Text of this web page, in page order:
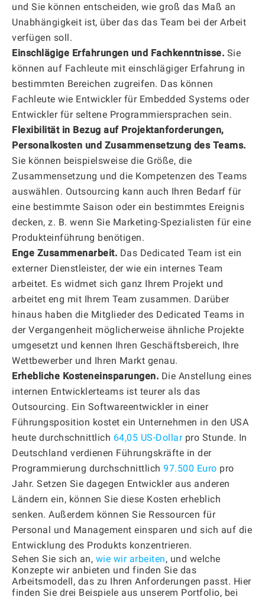
und Sie können entscheiden, wie groß das Maß an
Unabhängigkeit ist, über das das Team bei der Arbeit
verfügen soll.
Einschlägige Erfahrungen und Fachkenntnisse. Sie
können auf Fachleute mit einschlägiger Erfahrung in
bestimmten Bereichen zugreifen. Das können
Fachleute wie Entwickler für Embedded Systems oder
Entwickler für seltene Programmiersprachen sein.
Flexibilität in Bezug auf Projektanforderungen,
Personalkosten und Zusammensetzung des Teams.
Sie können beispielsweise die Größe, die
Zusammensetzung und die Kompetenzen des Teams
auswählen. Outsourcing kann auch Ihren Bedarf für
eine bestimmte Saison oder ein bestimmtes Ereignis
decken, z. B. wenn Sie Marketing-Spezialisten für eine
Produkteinführung benötigen.
Enge Zusammenarbeit. Das Dedicated Team ist ein
externer Dienstleister, der wie ein internes Team
arbeitet. Es widmet sich ganz Ihrem Projekt und
arbeitet eng mit Ihrem Team zusammen. Darüber
hinaus haben die Mitglieder des Dedicated Teams in
der Vergangenheit möglicherweise ähnliche Projekte
umgesetzt und kennen Ihren Geschäftsbereich, Ihre
Wettbewerber und Ihren Markt genau.
Erhebliche Kosteneinsparungen. Die Anstellung eines
internen Entwicklerteams ist teurer als das
Outsourcing. Ein Softwareentwickler in einer
Führungsposition kostet ein Unternehmen in den USA
heute durchschnittlich 64,05 US-Dollarpro Stunde. In
Deutschland verdienen Führungskräfte in der
Programmierung durchschnittlich 97.500 Euro pro
Jahr. Setzen Sie dagegen Entwickler aus anderen
Ländern ein, können Sie diese Kosten erheblich
senken. Außerdem können Sie Ressourcen für
Personal und Management einsparen und sich auf die
Entwicklung des Produkts konzentrieren.
Sehen Sie sich an, wie wir arbeiten, und welche
Konzepte wir anbieten und finden Sie das
Arbeitsmodell, das zu Ihren Anforderungen passt. Hier
finden Sie drei Beispiele aus unserem Portfolio, bei